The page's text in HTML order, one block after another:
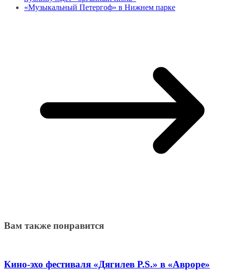
«Музыкальный Петергоф» в Нижнем парке
Вам также понравится
Кино-эхо фестиваля «Дягилев P.S.» в «Авроре»